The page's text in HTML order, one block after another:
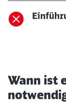
Wann ist